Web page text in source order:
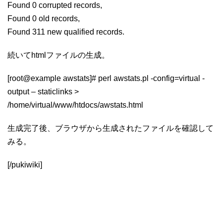
Found 0 corrupted records,
Found 0 old records,
Found 311 new qualified records.
続いてhtmlファイルの生成。
[root@example awstats]# perl awstats.pl -config=virtual -
output – staticlinks >
/home/virtual/www/htdocs/awstats.html
生成完了後、ブラウザから生成されたファイルを確認して
みる。
[/pukiwiki]